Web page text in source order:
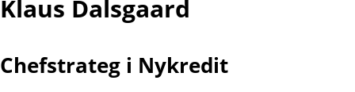
Klaus Dalsgaard
Chefstrateg i Nykredit